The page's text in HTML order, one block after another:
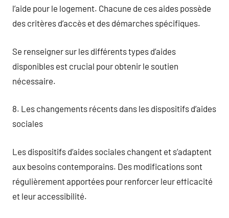
l’aide pour le logement. Chacune de ces aides possède
des critères d’accès et des démarches spécifiques.
Se renseigner sur les différents types d’aides
disponibles est crucial pour obtenir le soutien
nécessaire.
8. Les changements récents dans les dispositifs d’aides
sociales
Les dispositifs d’aides sociales changent et s’adaptent
aux besoins contemporains. Des modifications sont
régulièrement apportées pour renforcer leur efficacité
et leur accessibilité.